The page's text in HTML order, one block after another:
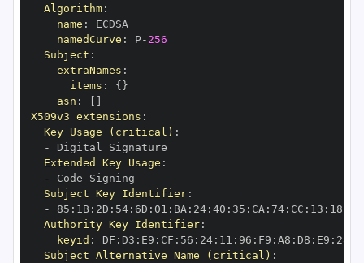
Algorithm:
name :
namedCurve : P- 256
Subject :
extraNames :
items : { }
asn :
X509v3 extensions :
Key Usage (critical) :
-
Extended Key Usage :
-
Subject Key Identifier:
-
85 : 1B: 2D : 54: 6D : 01 : BA : 24: 40 : 35 : CA : 74: CC : 13 : 18
Authority Key Identifier:
keyid : DF : D3 : E9 : CF : 56 : 24: 11 : 96 : F9 : A8 : D8 : E9 : 28
Subject Alternative Name (critical) :